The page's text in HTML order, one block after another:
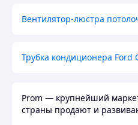
Вентилятор-люстра
Трубка кондиционера Ford
Prom — крупнейший
страны продают и